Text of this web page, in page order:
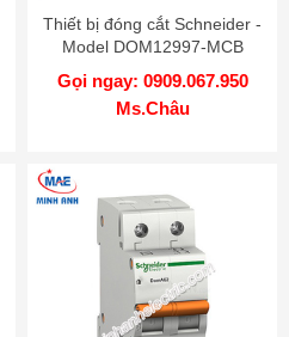
Thiết bị đóng cắt Schneider -
Model DOM12997-MCB
Gọi ngay: 0909.067.950
Ms.Châu